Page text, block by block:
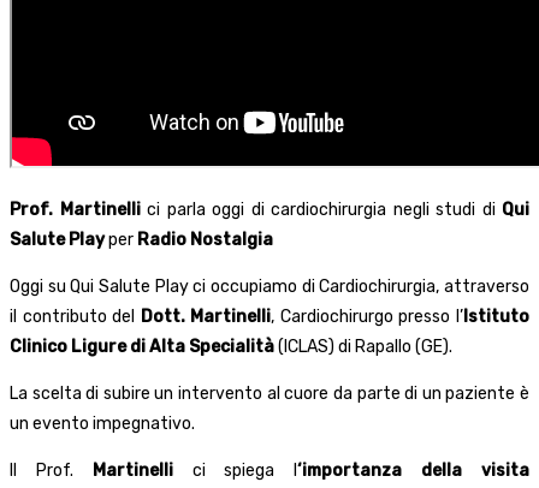
Prof. Martinellici parla oggi di cardiochirurgia negli studi di Qui
Salute Playper Radio Nostalgia
Oggi su Qui Salute Play ci occupiamo di Cardiochirurgia, attraverso
il contributo del Dott. Martinelli, Cardiochirurgo presso l’Istituto
Clinico Ligure di Alta Specialità(ICLAS) di Rapallo (GE).
La scelta di subire un intervento al cuore da parte di un paziente è
un evento impegnativo.
Il Prof. Martinellici spiega l‘importanza della visita